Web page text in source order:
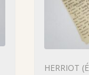
HERRIOT